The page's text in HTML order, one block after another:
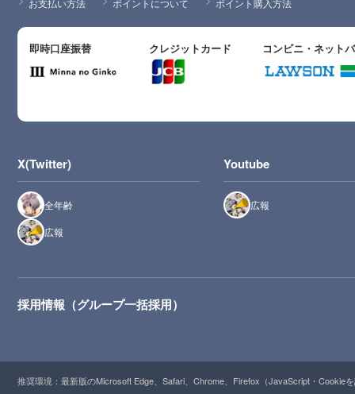
即時口座振替 クレジットカード コンビニ・ネット
X(Twitter)
全年齢
広報
Youtube
広報
採用情報（グループ一括採用）
推奨環境：最新版のMicrosoft Edge、Safari、Chrome、Firefox（JavaScript・Cookie